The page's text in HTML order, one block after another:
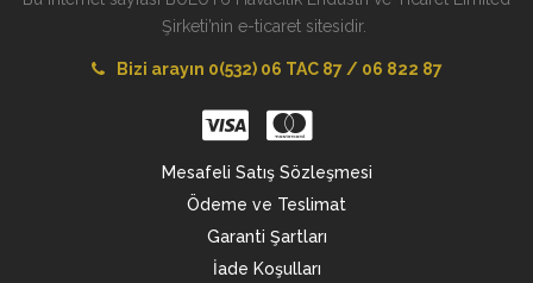
Şirketi’nin e-ticaret sitesidir.
Bizi arayın 0(532) 06 TAC 87 / 06 822 87
Mesafeli Satış Sözleşmesi
Ödeme ve Teslimat
Garanti Şartları
İade Koşulları